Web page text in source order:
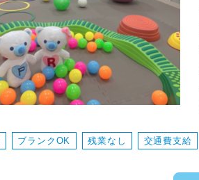
ブランクOK 残業なし 交通費支給